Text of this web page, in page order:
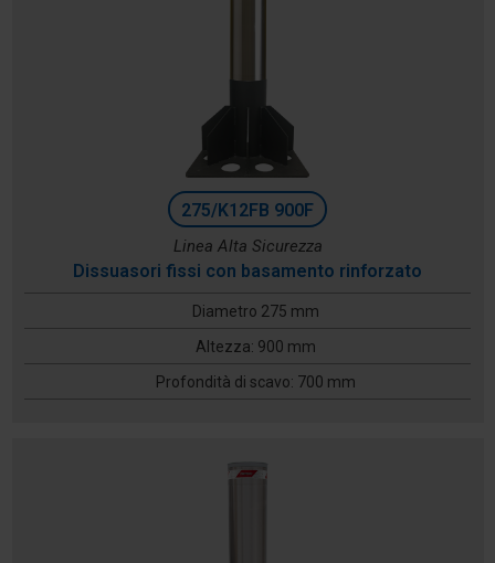
275/K12FB 900F
Linea Alta Sicurezza
Dissuasori fissi con basamento rinforzato
Diametro 275 mm
Altezza: 900 mm
Profondità di scavo: 700 mm